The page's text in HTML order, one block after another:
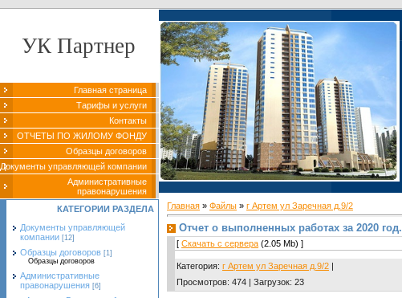
УК Партнер
Главная страница
Тарифы и услуги
Контакты
ОТЧЕТЫ ПО ЖИЛОМУ ФОНДУ
Образцы договоров
Документы управляющей компании
Административные
правонарушения
КАТЕГОРИИ РАЗДЕЛА
Документы управляющей
компании [12]
Образцы договоров [1]
Образцы договоров
Административные
правонарушения [6]
Главная » Файлы » г Артем ул Заречная д.9/2
Отчет о выполненных работах за 2020 год.
[ Скачать с сервера (2.05 Mb) ]
Категория: г Артем ул Заречная д.9/2 |
Просмотров: 474 | Загрузок: 23